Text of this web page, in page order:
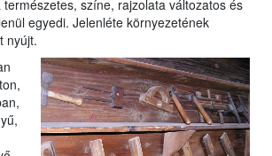
színe, rajzolata változatos és
egyedi. Jelenléte környezetének
nyújt.